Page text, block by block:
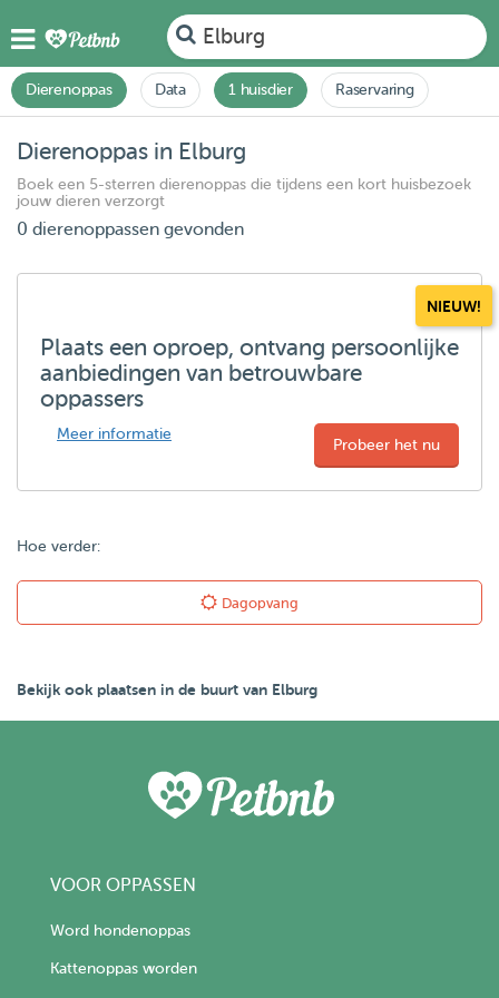
Elburg
Dierenoppas Data 1 huisdier Raservaring
Dierenoppas in Elburg
Boek een 5-sterren dierenoppas die tijdens een kort huisbezoek
jouw dieren verzorgt
0 dierenoppassen gevonden
NIEUW!
Plaats een oproep, ontvang persoonlijke
aanbiedingen van betrouwbare
oppassers
Meer informatie
Probeer het nu
Hoe verder:
Dagopvang
Bekijk ook plaatsen in de buurt van Elburg
VOOR OPPASSEN
Word hondenoppas
Kattenoppas worden